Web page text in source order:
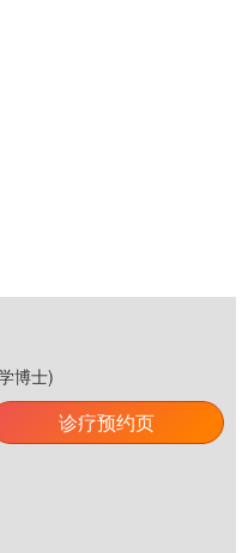
博士)
诊疗预约页